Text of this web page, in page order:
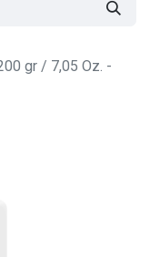
gr / 7,05 Oz. -